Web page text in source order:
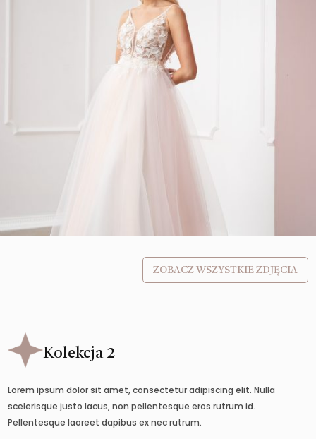
ZOBACZ WSZYSTKIE ZDJĘCIA
Kolekcja 2
Lorem ipsum dolor sit amet, consectetur adipiscing elit. Nulla
scelerisque justo lacus, non pellentesque eros rutrum id.
Pellentesque laoreet dapibus ex nec rutrum.